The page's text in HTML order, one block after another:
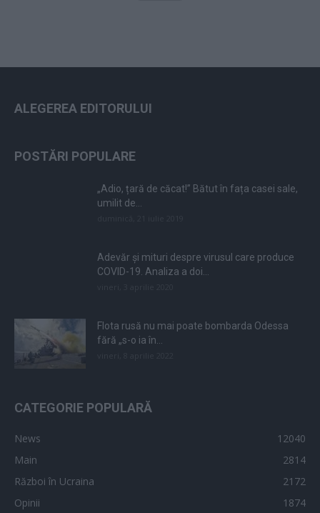
ALEGEREA EDITORULUI
POSTĂRI POPULARE
„Adio, țară de căcat!” Bătut în fața casei sale,
umilit de...
Adevăr și mituri despre virusul care produce
COVID-19. Analiza a doi...
Flota rusă nu mai poate bombarda Odessa
fără „s-o ia în...
CATEGORIE POPULARĂ
News
12040
Main
2814
Război în Ucraina
2172
Opinii
1874